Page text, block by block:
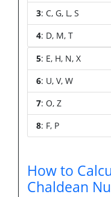
3: C, G, L, S
4: D, M, T
5: E, H, N, X
6: U, V, W
7: O, Z
8: F, P
How to
Chaldean